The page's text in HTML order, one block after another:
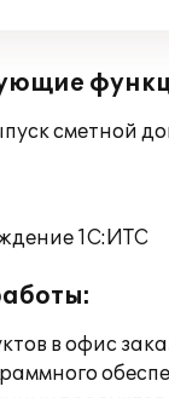
сметной
1С:ИТС
в офис